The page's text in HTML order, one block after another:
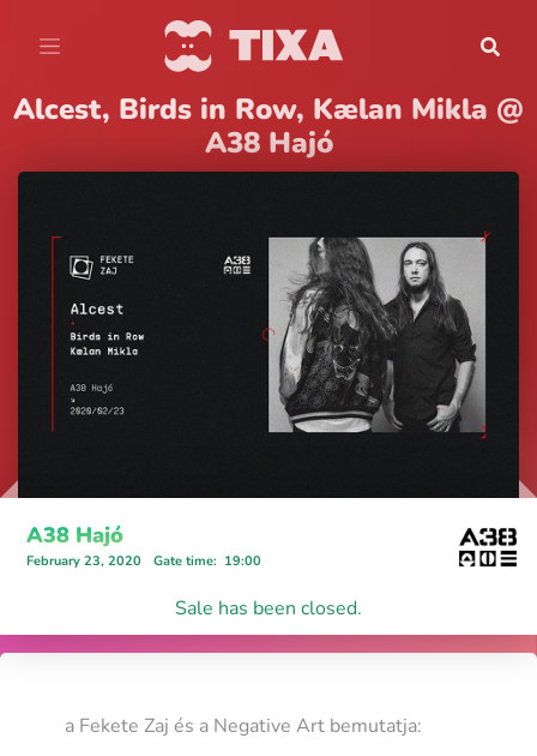
Alcest, Birds in Row, Kælan Mikla @
A38 Hajó
A38 Hajó
February 23, 2020 Gate time: 19:00
Sale has been closed.
a Fekete Zaj és a Negative Art bemutatja: